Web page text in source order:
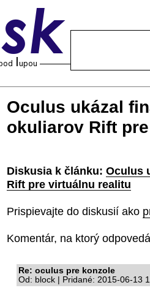
Oculus ukázal
okuliarov Rift
Diskusia k článku: Oculus
Rift pre virtuálnu realitu
Prispievajte do diskusií ako
Komentár, na ktorý
Re: oculus pre konzole
Od: block | Pridané: 2015-06-13